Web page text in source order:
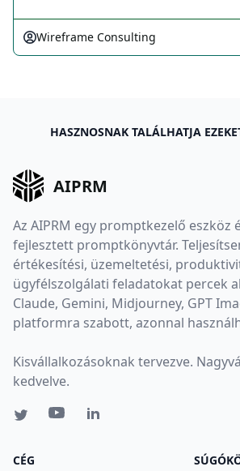
Wireframe Consulting
HASZNOSNAK TALÁLHATJA
AIPRM
Az AIPRM egy promptkezelő eszköz
fejlesztett promptkönyvtár.
értékesítési, üzemeltetési,
ügyfélszolgálati feladatokat percek
Claude, Gemini, Midjourney, GPT
platformra szabott, azonnal
Kisvállalkozásoknak tervezve.
kedvelve.
CÉG